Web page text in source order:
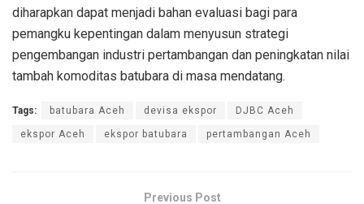
diharapkan dapat menjadi bahan evaluasi bagi para
pemangku kepentingan dalam menyusun strategi
pengembangan industri pertambangan dan peningkatan nilai
tambah komoditas batubara di masa mendatang.
Tags: batubara Aceh devisa ekspor DJBC Aceh
ekspor Aceh ekspor batubara pertambangan Aceh
Previous Post